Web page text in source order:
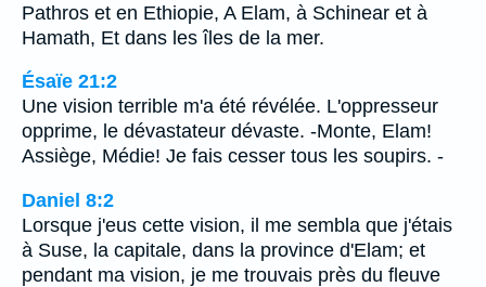
Pathros et en Ethiopie, A Elam, à Schinear et à
Hamath, Et dans les îles de la mer.
Ésaïe 21:2
Une vision terrible m'a été révélée. L'oppresseur
opprime, le dévastateur dévaste. -Monte, Elam!
Assiège, Médie! Je fais cesser tous les soupirs. -
Daniel 8:2
Lorsque j'eus cette vision, il me sembla que j'étais
à Suse, la capitale, dans la province d'Elam; et
pendant ma vision, je me trouvais près du fleuve